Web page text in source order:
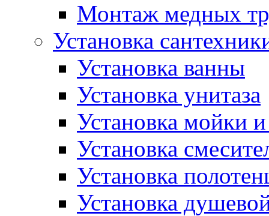
Монтаж медных
Установка
Установка ванны
Установка унитаза
Установка мойки
Установка
Установка
Установка